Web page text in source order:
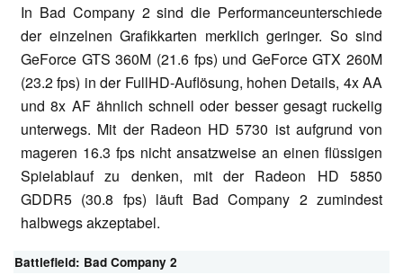
In Bad Company 2 sind die Performanceunterschiede
der einzelnen Grafikkarten merklich geringer. So sind
GeForce GTS 360M (21.6 fps) und GeForce GTX 260M
(23.2 fps) in der FullHD-Auflösung, hohen Details, 4x AA
und 8x AF ähnlich schnell oder besser gesagt ruckelig
unterwegs. Mit der Radeon HD 5730 ist aufgrund von
mageren 16.3 fps nicht ansatzweise an einen flüssigen
Spielablauf zu denken, mit der Radeon HD 5850
GDDR5 (30.8 fps) läuft Bad Company 2 zumindest
halbwegs akzeptabel.
Battlefield: Bad Company 2